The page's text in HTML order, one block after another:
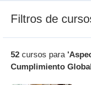
Filtros de
52cursos para
Cumplimiento